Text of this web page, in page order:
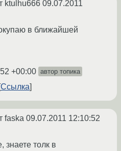
ktulhu666 09.07.2011
в ближайшей
+00:00 автор топика
Ссылка
faska 09.07.2011 12:10:52
толк в